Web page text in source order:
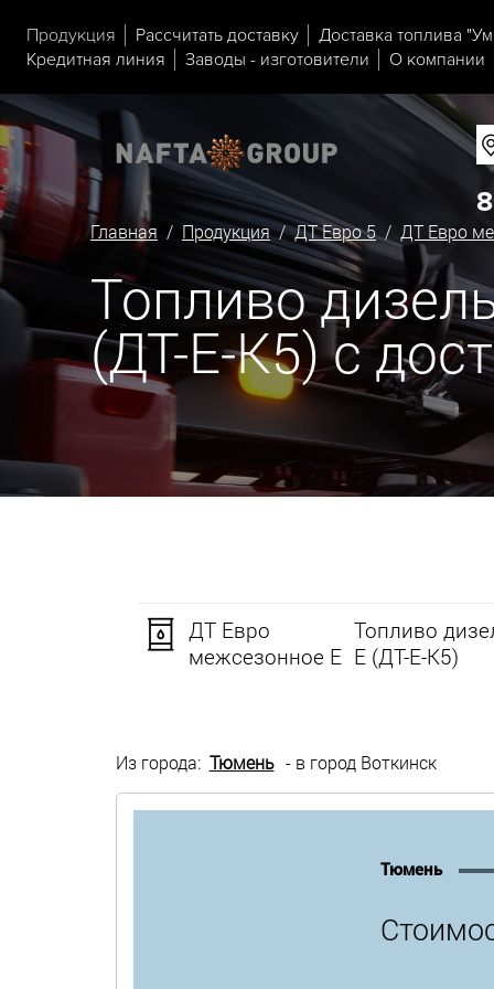
Продукция Рассчитать доставку Доставка топлива
Кредитная линия
Заводы - изготовители О компании
Главная / Продукция/ДТ Евро 5/ ДТ Евро
Топливо
(ДТ-Е-К5) с
ДТ Евро
межсезонное Е
Топливо
Е (ДТ-Е-К5)
Из города: Тюмень - в город Воткинск
Тюмень